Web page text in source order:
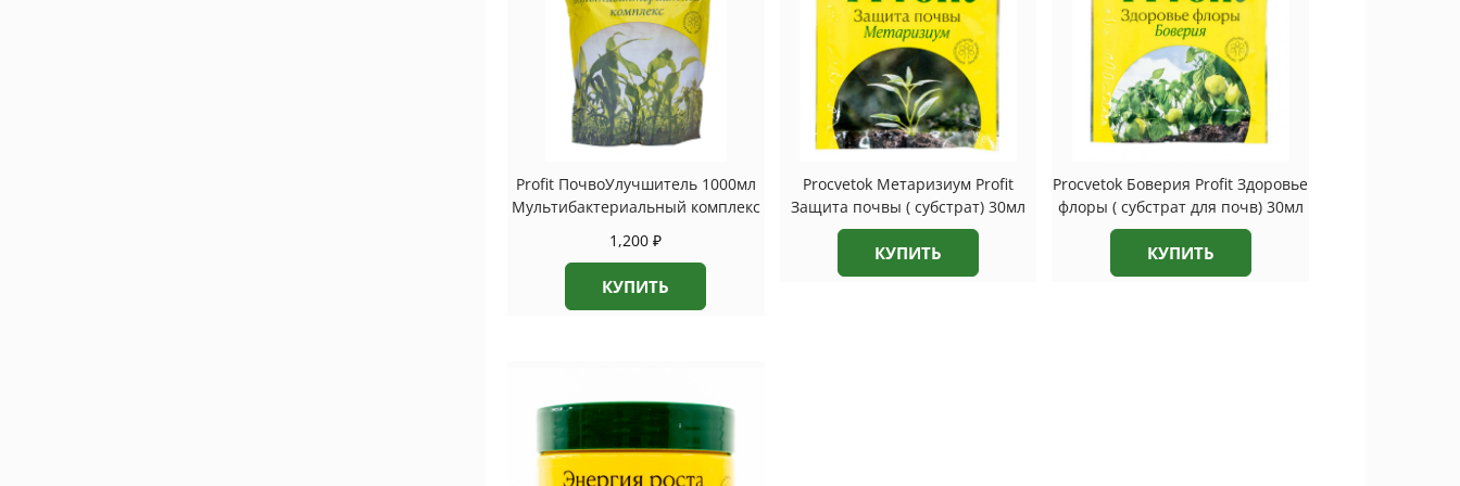
Profit ПочвоУлучшитель 1000мл
Мультибактериальный комплекс
1,200₽
КУПИТЬ
Procvetok Метаризиум Profit
Защита почвы ( субстрат) 30мл
КУПИТЬ
Procvetok Боверия Profit Здоровье
флоры ( субстрат для почв) 30мл
КУПИТЬ